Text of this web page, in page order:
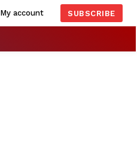
My account SUBSCRIBE